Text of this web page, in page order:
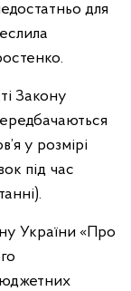
для
Закону
у розмірі
під час
України «Про